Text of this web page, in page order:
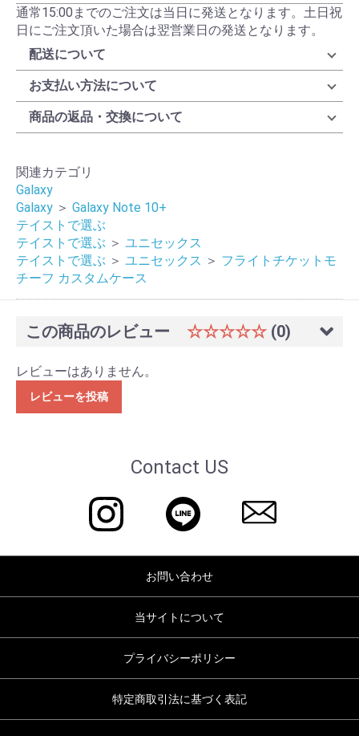
通常15:00までのご注文は当日に発送となります。土日祝
日にご注文頂いた場合は翌営業日の発送となります。
配送について
お支払い方法について
商品の返品・交換について
関連カテゴリ
Galaxy
Galaxy ＞ Galaxy Note 10+
テイストで選ぶ
テイストで選ぶ ＞ ユニセックス
テイストで選ぶ ＞ ユニセックス ＞ フライトチケットモ
チーフ カスタムケース
この商品のレビュー ☆☆☆☆☆ (0)
レビューはありません。
レビューを投稿
Contact US
お問い合わせ
当サイトについて
プライバシーポリシー
特定商取引法に基づく表記